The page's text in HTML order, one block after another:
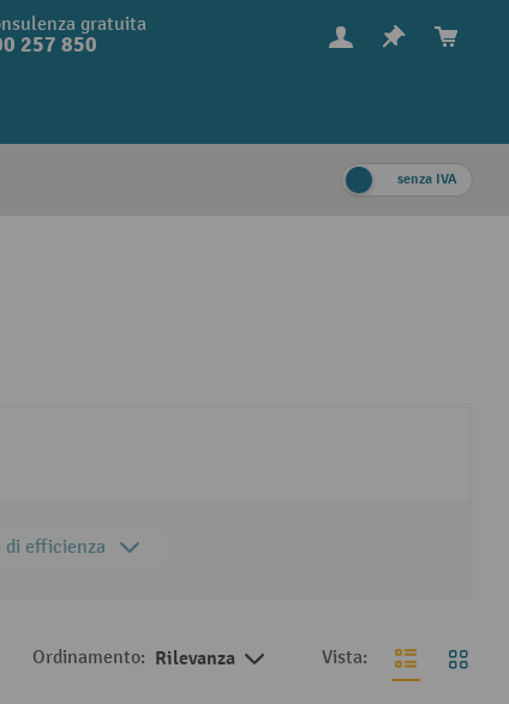
gratuita
257 850
senza IVA
di efficienza
Ordinamento: Rilevanza Vista: